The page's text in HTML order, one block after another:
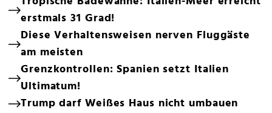
erstmals 31 Grad!
Diese Verhaltensweisen nerven Fluggäste
am meisten
Grenzkontrollen: Spanien setzt Italien
Ultimatum!
Trump darf Weißes Haus nicht umbauen